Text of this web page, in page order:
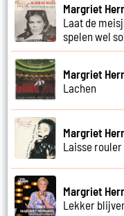
Margriet
Laat de
spelen wel
Margriet
Lachen
Margriet
Laisse
Margriet
Lekker